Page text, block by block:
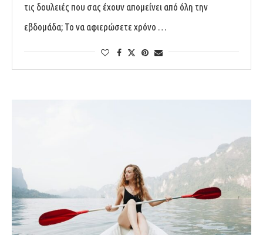
τις δουλειές που σας έχουν απομείνει από όλη την
εβδομάδα; Το να αφιερώσετε χρόνο …